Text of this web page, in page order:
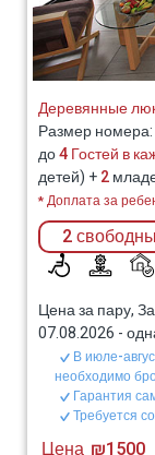
Деревянные
Размер
до4 Гостей в
детей) +2
* Доплата за
2
Цена за пару,
07.08.2026 -
В июле-
необходимо
Гарантия
Требуется